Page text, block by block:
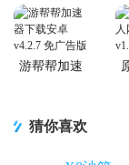
游帮帮加速
猜你喜欢